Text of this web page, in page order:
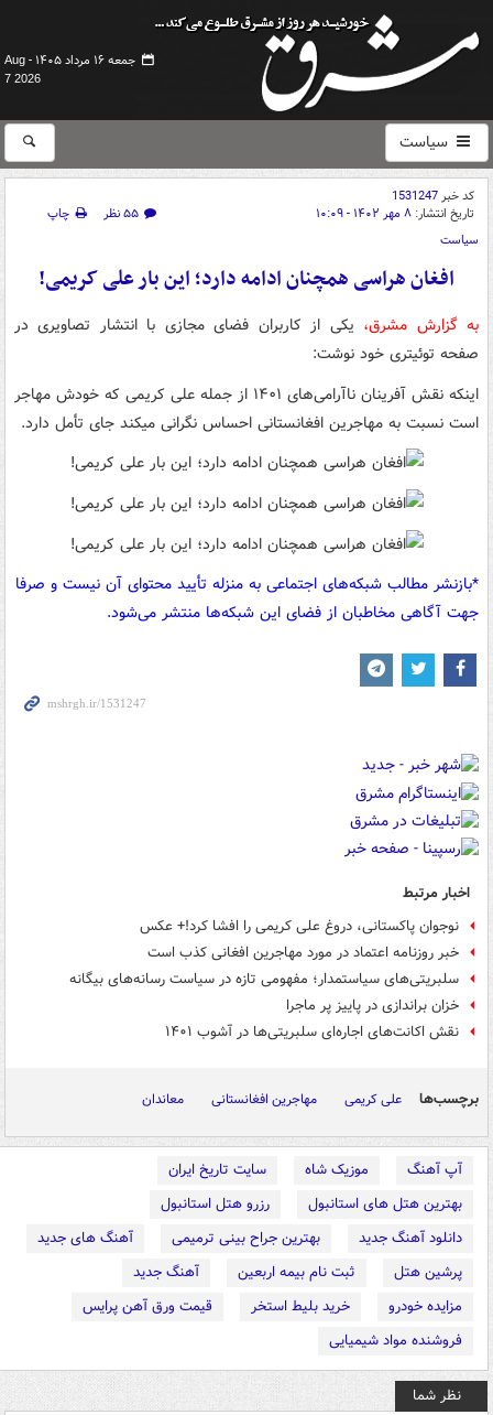
جمعه ۱۶ مرداد ۱۴۰۵ -
Aug
7 2026
سیاست
کد خبر1531247
تاریخ انتشار: ۸ مهر ۱۴۰۲ - ۱۰:۰۹ ۵۵ نظر
چاپ
سیاست
افغان هراسی همچنان ادامه دارد؛ این بار علی کریمی!
به گزارش مشرق، یکی از کاربران فضای مجازی با انتشار تصاویری در
صفحه توئیتری خود نوشت:
اینکه نقش آفرینان ناآرامی‌های ۱۴۰۱ از جمله علی کریمی که خودش مهاجر
است نسبت به مهاجرین افغانستانی احساس نگرانی میکند جای تأمل دارد.
*بازنشر مطالب شبکه‌های اجتماعی به منزله تأیید محتوای آن نیست و صرفا
جهت آگاهی مخاطبان از فضای این شبکه‌ها منتشر می‌شود.
اخبار مرتبط
نوجوان پاکستانی، دروغ علی کریمی را افشا کرد!+ عکس
خبر روزنامه اعتماد در مورد مهاجرین افغانی کذب است
سلبریتی‌های سیاستمدار؛ مفهومی تازه در سیاست رسانه‌های بیگانه
خزان براندازی در پاییز پر ماجرا
نقش اکانت‌های اجاره‌ای سلبریتی‌ها در آشوب ۱۴۰۱
برچسب‌ها علی کریمی مهاجرین افغانستانی معاندان
آپ آهنگ موزیک شاه
سایت تاریخ ایران
بهترین هتل های استانبول
رزرو هتل استانبول
دانلود آهنگ جدید
بهترین جراح بینی ترمیمی
آهنگ های جدید
پرشین هتل
ثبت نام بیمه اربعین
آهنگ جدید
مزایده خودرو
خرید بلیط استخر
قیمت ورق آهن پرایس
فروشنده مواد شیمیایی
نظر شما